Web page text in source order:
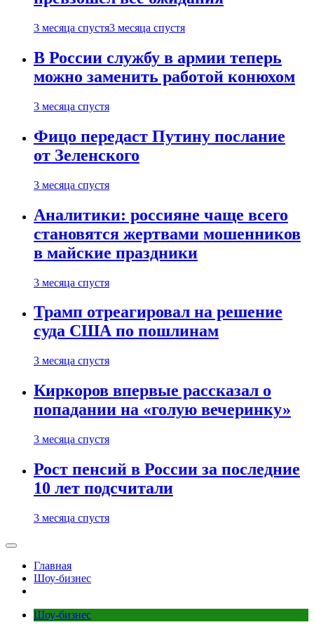
3 месяца спустя3 месяца спустя
В России службу в армии теперь
можно заменить работой конюхом
3 месяца спустя
Фицо передаст Путину послание
от Зеленского
3 месяца спустя
Аналитики: россияне чаще всего
становятся жертвами мошенников
в майские праздники
3 месяца спустя
Трамп отреагировал на решение
суда США по пошлинам
3 месяца спустя
Киркоров впервые рассказал о
попадании на «голую вечеринку»
3 месяца спустя
Рост пенсий в России за последние
10 лет подсчитали
3 месяца спустя
Главная
Шоу-бизнес
Шоу-бизнес